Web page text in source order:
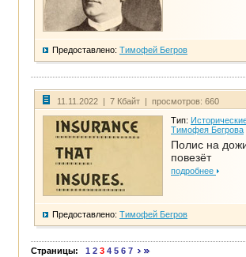
Предоставлено: Тимофей Бегров
11.11.2022 | 7 Кбайт | просмотров: 660
Тип:
Тимофея Бегрова
Полис на
повезёт
подробнее
Предоставлено: Тимофей Бегров
Страницы: 1 2 3 4 5 6 7